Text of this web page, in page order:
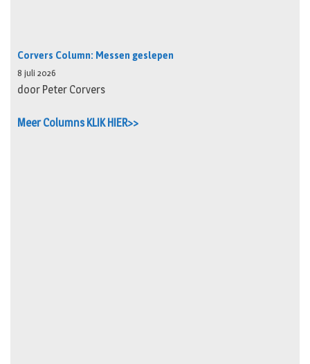
Corvers Column: Messen geslepen
8 juli 2026
door Peter Corvers
Meer Columns KLIK HIER>>